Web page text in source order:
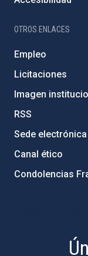
OTROS ENLACES
Empleo
Licitaciones
Imagen
RSS
Sede electrónica
Canal ético
Condolencias